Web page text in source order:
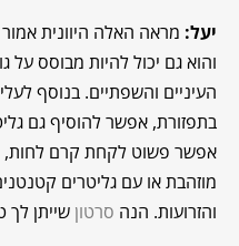
יעל: מראה האלה היוונית אמור
והוא גם יכול להיות מבוסס על
העיניים והשפתיים. בנוסף
בתפזורת, אפשר להוסיף גם
אפשר פשוט לקחת קרם לחות,
מוזהבת או עם גליטרים
והזרועות. הנה סרטון שייתן לך